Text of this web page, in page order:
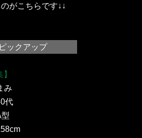
がこちらです↓↓
ックアップ
み
代